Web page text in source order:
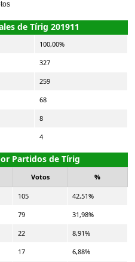
de Tírig 201911
100,00%
327
259
68
8
4
Partidos de Tírig
Votos %
105 42,51%
79 31,98%
22 8,91%
17 6,88%